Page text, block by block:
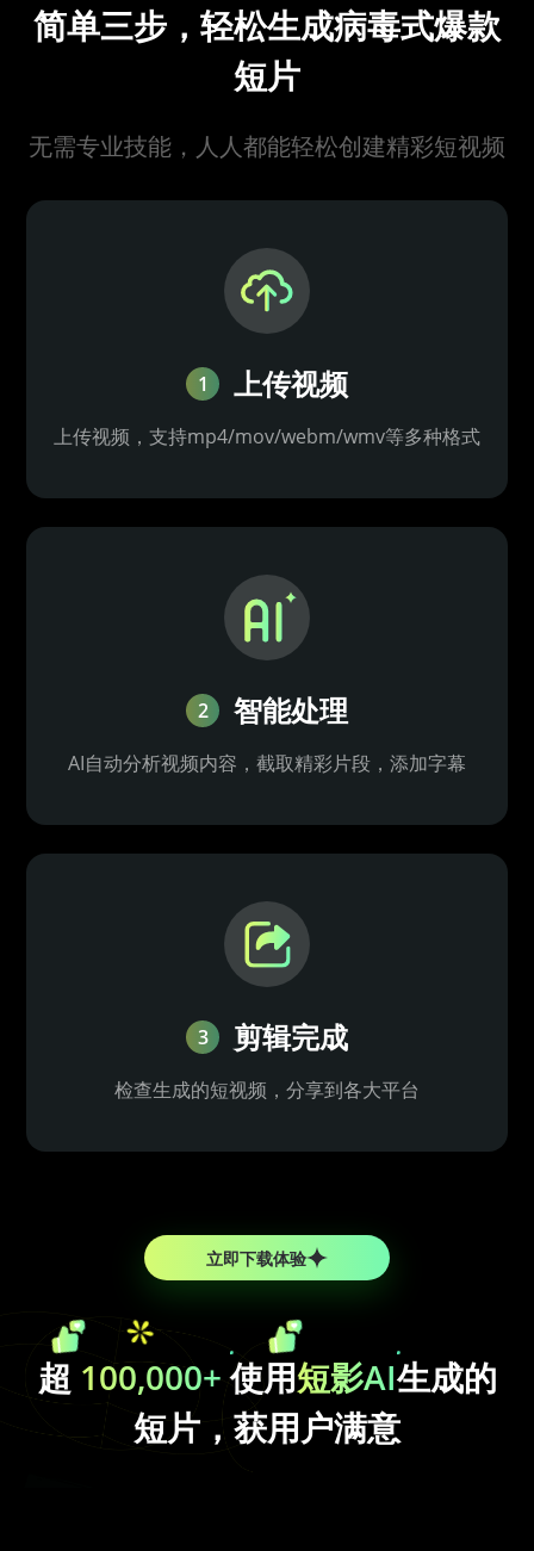
简单三步，轻松生成病毒式爆款
短片
无需专业技能，人人都能轻松创建精彩短视频
1 上传视频
上传视频，支持mp4/mov/webm/wmv等多种格式
2 智能处理
AI自动分析视频内容，截取精彩片段，添加字幕
3 剪辑完成
检查生成的短视频，分享到各大平台
立即下载体验
超 100,000+使用短影AI生成的
短片，获用户满意